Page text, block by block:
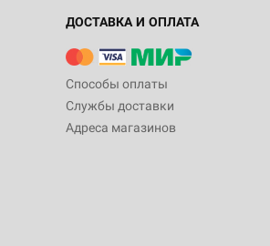
ДОСТАВКА И ОПЛАТА
Способы оплаты
Службы доставки
Адреса магазинов